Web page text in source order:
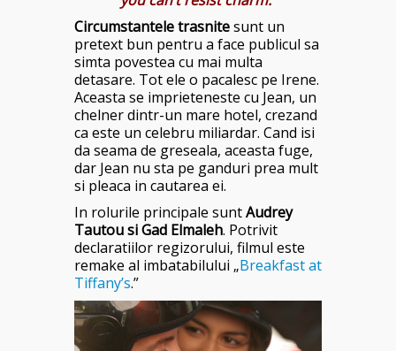
Circumstantele trasnitesunt un
pretext bun pentru a face publicul sa
simta povestea cu mai multa
detasare. Tot ele o pacalesc pe Irene.
Aceasta se imprieteneste cu Jean, un
chelner dintr-un mare hotel, crezand
ca este un celebru miliardar. Cand isi
da seama de greseala, aceasta fuge,
dar Jean nu sta pe ganduri prea mult
si pleaca in cautarea ei.
In rolurile principale suntAudrey
Tautou si Gad Elmaleh. Potrivit
declaratiilor regizorului, filmul este
remake al imbatabilului „Breakfast at
Tiffany’s.”